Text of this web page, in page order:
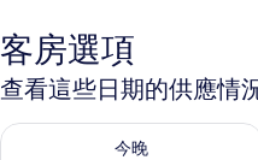
客房選項
查看這些日期的供應情
今晚
查看今晚 (8月 6 - 8月 7) 的供